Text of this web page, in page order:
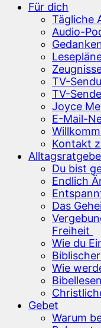
Für dich
Tägliche
Audio-
TV-
TV-
Joyce
E-Mail-
Kontakt
Du bist
Endlich
Das
Freiheit
Wie du
Wie
Gebet
Warum